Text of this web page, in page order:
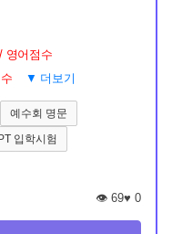
영어점수
▼ 더보기
예수회 명문
입학시험
👁️ 69♥ 0